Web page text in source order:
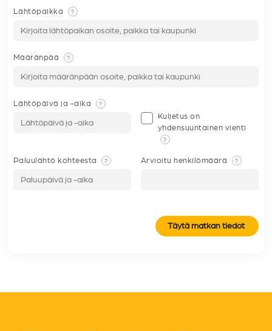
Lähtöpaikka ?
Määränpää ?
Lähtöpäivä ja -aika ?
Kuljetus on
yhdensuuntainen vienti
?
Paluulähtö kohteesta ? Arvioitu henkilömäärä ?
Täytä matkan tiedot